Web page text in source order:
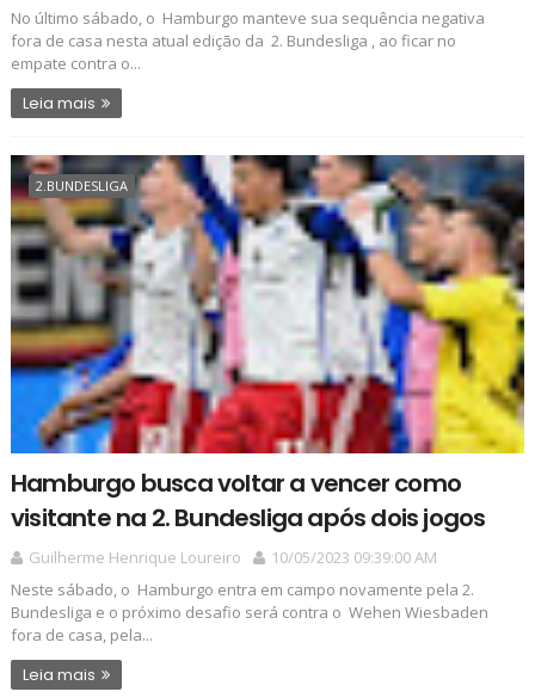
No último sábado, o Hamburgo manteve sua sequência negativa
fora de casa nesta atual edição da 2. Bundesliga , ao ficar no
empate contra o...
Leia mais
2.BUNDESLIGA
Hamburgo busca voltar a vencer como
visitante na 2. Bundesliga após dois jogos
Guilherme Henrique Loureiro
10/05/2023 09:39:00 AM
Neste sábado, o Hamburgo entra em campo novamente pela 2.
Bundesliga e o próximo desafio será contra o Wehen Wiesbaden
fora de casa, pela...
Leia mais